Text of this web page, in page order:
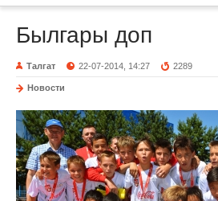
Былгары доп
Талгат 22-07-2014, 14:27 2289
Новости